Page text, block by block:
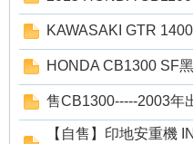
KAWASAKI GTR
HONDA CB1300 SF
售CB1300-----2003年
【自售】印地安重機